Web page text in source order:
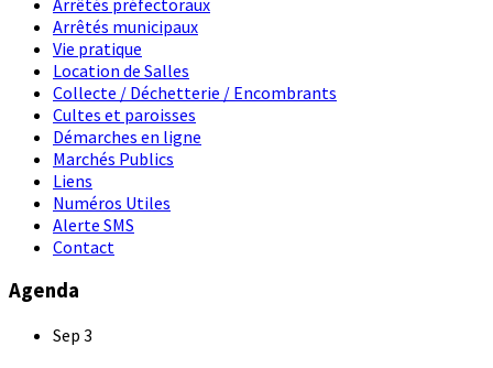
Arrêtés municipaux
Vie pratique
Location de Salles
Collecte / Déchetterie / Encombrants
Cultes et paroisses
Démarches en ligne
Marchés Publics
Liens
Numéros Utiles
Alerte SMS
Contact
Agenda
Sep 3